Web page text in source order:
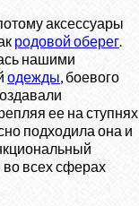
аксессуары
родовой оберег.
нашими
одежды, боевого
ее на ступнях
подходила она и
всех сферах